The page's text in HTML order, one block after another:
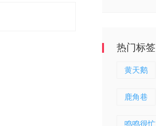
热门标签
黄天鹅
鹿角巷
鸣鸣很忙